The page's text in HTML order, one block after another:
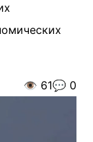
👁️ 61💬 0